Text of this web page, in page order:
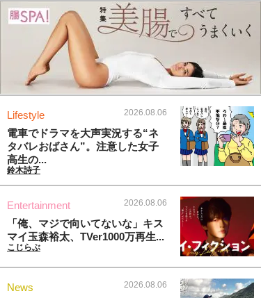
Lifestyle 2026.08.06
電車でドラマを大声実況する“ネ
タバレおばさん”。注意した女子
高生の...
鈴木詩子
Entertainment 2026.08.06
「俺、マジで向いてないな」キス
マイ玉森裕太、TVer1000万再生...
こじらぶ
News 2026.08.06